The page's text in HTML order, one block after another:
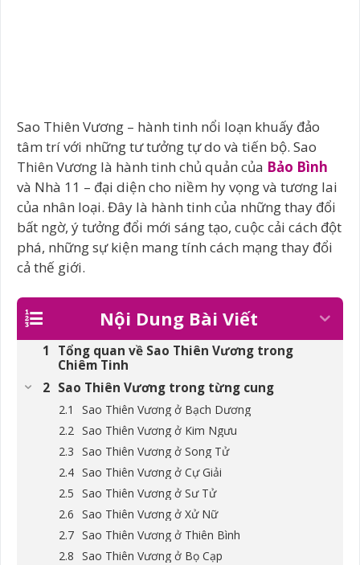
Sao Thiên Vương – hành tinh nổi loạn khuấy đảo
tâm trí với những tư tưởng tự do và tiến bộ. Sao
Thiên Vương là hành tinh chủ quản của Bảo Bình
và Nhà 11 – đại diện cho niềm hy vọng và tương lai
của nhân loại. Đây là hành tinh của những thay đổi
bất ngờ, ý tưởng đổi mới sáng tạo, cuộc cải cách đột
phá, những sự kiện mang tính cách mạng thay đổi
cả thế giới.
Nội Dung Bài Viết
Tổng quan về Sao Thiên Vương trong
Chiêm Tinh
Sao Thiên Vương trong từng cung
Sao Thiên Vương ở Bạch Dương
Sao Thiên Vương ở Kim Ngưu
Sao Thiên Vương ở Song Tử
Sao Thiên Vương ở Cự Giải
Sao Thiên Vương ở Sư Tử
Sao Thiên Vương ở Xử Nữ
Sao Thiên Vương ở Thiên Bình
Sao Thiên Vương ở Bọ Cạp